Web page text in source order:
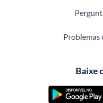
Problemas
Baixe